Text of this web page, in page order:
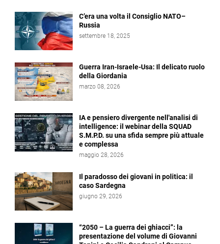
C’era una volta il Consiglio NATO–
Russia
settembre 18, 2025
Guerra Iran-Israele-Usa: Il delicato ruolo
della Giordania
marzo 08, 2026
IA e pensiero divergente nell'analisi di
intelligence: il webinar della SQUAD
S.M.P.D. su una sfida sempre più attuale
e complessa
maggio 28, 2026
Il paradosso dei giovani in politica: il
caso Sardegna
giugno 29, 2026
“2050 – La guerra dei ghiacci”: la
presentazione del volume di Giovanni